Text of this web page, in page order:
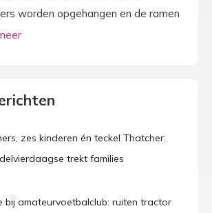
worden opgehangen en de ramen
zes kinderen én teckel Thatcher:
trekt families
bij amateurvoetbalclub: ruiten tractor